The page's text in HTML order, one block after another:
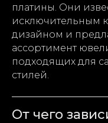
платины. Они
исключительным
дизайном и
ассортимент
подходящих для
стилей.
От чего